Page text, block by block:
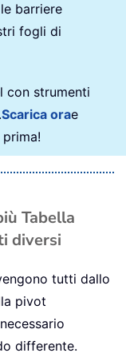
barriere
fogli di
con strumenti
Scarica orae
Tabella
diversi
tutti dallo
pivot
differente.